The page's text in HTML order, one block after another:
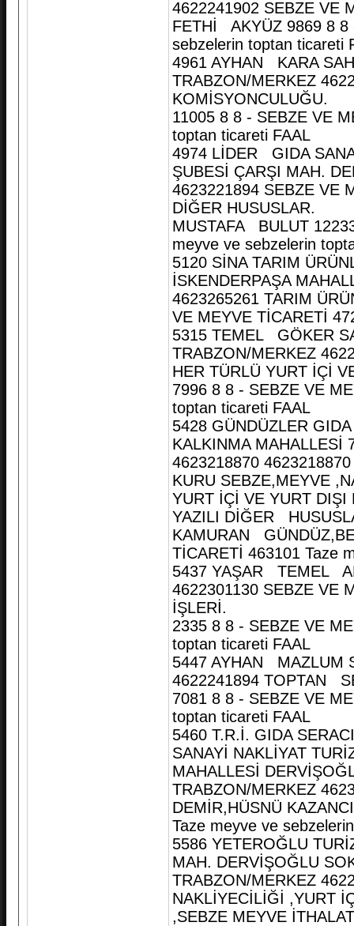
4622241902 SEBZE VE
FETHİ AKYÜZ 9869 8 8
sebzelerin toptan ticareti
4961 AYHAN KARA
TRABZON/MERKEZ
KOMİSYONCULUĞU.
11005 8 8 - SEBZE VE
toptan ticareti FAAL
4974 LİDER GIDA
ŞUBESİ ÇARŞI MAH.
4623221894 SEBZE VE
DİĞER HUSUSLAR.
MUSTAFA BULUT
meyve ve sebzelerin
5120 SİNA TARIM
İSKENDERPAŞA
4623265261 TARIM
VE MEYVE TİCARETİ
5315 TEMEL GÖKER
TRABZON/MERKEZ
HER TÜRLÜ YURT İÇİ
7996 8 8 - SEBZE VE
toptan ticareti FAAL
5428 GÜNDÜZLER
KALKINMA
4623218870
KURU SEBZE,MEYVE
YURT İÇİ VE YURT DIŞI
YAZILI DİĞER
KAMURAN
TİCARETİ 463101 Taze
5437 YAŞAR TEMEL
4622301130 SEBZE VE
İŞLERİ.
2335 8 8 - SEBZE VE
toptan ticareti FAAL
5447 AYHAN MAZLUM
4622241894 TOPTAN
7081 8 8 - SEBZE VE
toptan ticareti FAAL
5460 T.R.İ. GIDA
SANAYİ NAKLİYAT
MAHALLESİ
TRABZON/MERKEZ
DEMİR,HÜSNÜ
Taze meyve ve
5586 YETEROĞLU
MAH. DERVİŞOĞLU
TRABZON/MERKEZ
NAKLİYECİLİĞİ ,YURT
,SEBZE MEYVE